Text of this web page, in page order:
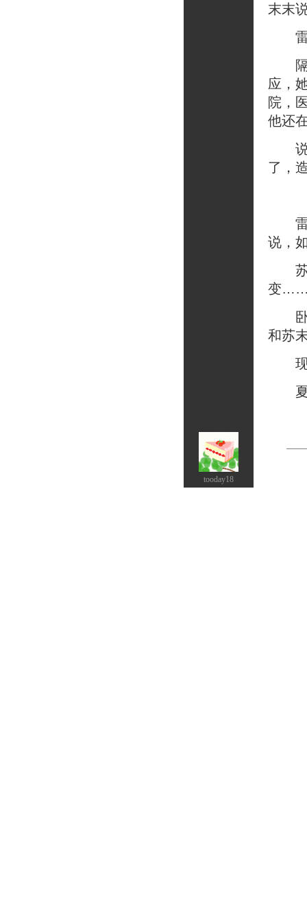
tooday18
末末
雷
隔
应，
院，
他还
说
了，
雷
说，
苏
变……
卧
和苏
现
夏